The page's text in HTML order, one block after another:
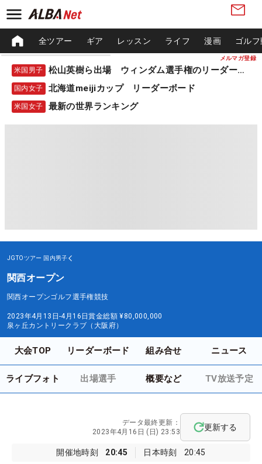
メルマガ登録
全ツアー ギア レッスン ライフ 漫画 ゴル
米国男子 松山英樹ら出場 ウィンダム選手権のリーダーボード
国内女子 北海道meijiカップ リーダーボード
米国女子 最新の世界ランキング
JGTOツアー 国内男子
関西オープン
関西オープンゴルフ選手権競技
2023年4月13日-4月16日賞金総額 ¥80,000,000
泉ヶ丘カントリークラブ（大阪府）
大会TOP リーダーボード 組み合せ ニュース
ライブフォト 出場選手 概要など TV放送予定
開催地時刻 20:45 日本時刻 20:45
データ最終更新：
2023年4月16日 (日) 23:53
更新する